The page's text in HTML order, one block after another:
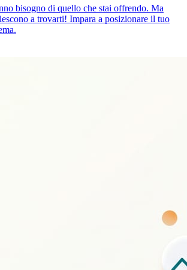
bisogno di quello che stai offrendo. Ma
a trovarti! Impara a posizionare il tuo